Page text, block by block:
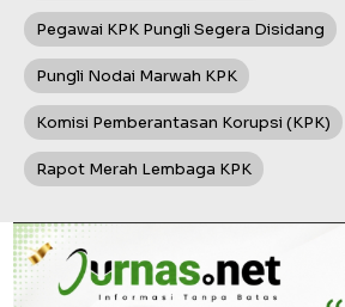
Pegawai KPK Pungli Segera Disidang
Pungli Nodai Marwah KPK
Komisi Pemberantasan Korupsi (KPK)
Rapot Merah Lembaga KPK